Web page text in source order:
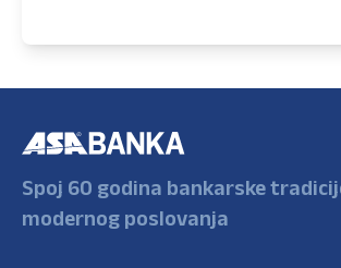
Spoj 60 godina bankarske
modernog poslovanja